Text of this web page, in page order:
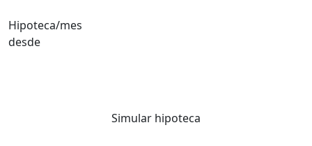
Hipoteca/mes
desde
Simular hipoteca